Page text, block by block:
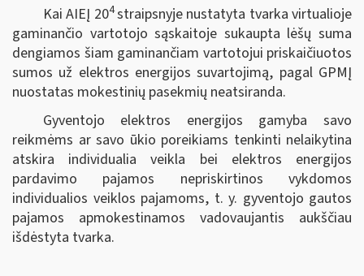
Kai AIEĮ 204straipsnyje nustatyta tvarka virtualioje
gaminančio vartotojo sąskaitoje sukaupta lėšų suma
dengiamos šiam gaminančiam vartotojui priskaičiuotos
sumos už elektros energijos suvartojimą, pagal GPMĮ
nuostatas mokestinių pasekmių neatsiranda.
Gyventojo elektros energijos gamyba savo
reikmėms ar savo ūkio poreikiams tenkinti nelaikytina
atskira individualia veikla bei elektros energijos
pardavimo pajamos nepriskirtinos vykdomos
individualios veiklos pajamoms, t. y. gyventojo gautos
pajamos apmokestinamos vadovaujantis aukščiau
išdėstyta tvarka.